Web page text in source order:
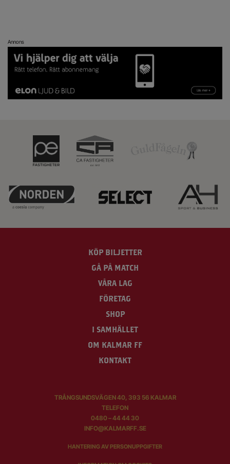
Annons
KÖP BILJETTER
GÅ PÅ MATCH
VÅRA LAG
FÖRETAG
SHOP
I SAMHÄLLET
OM KALMAR FF
KONTAKT
TRÅNGSUNDSVÄGEN 40, 393 56 KALMAR
TELEFON
0480 – 44 44 30
INFO@KALMARFF.SE
HANTERING AV PERSONUPPGIFTER